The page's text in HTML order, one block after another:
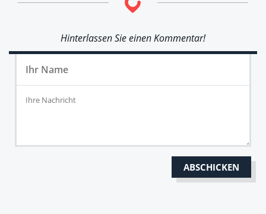
Hinterlassen Sie einen Kommentar!